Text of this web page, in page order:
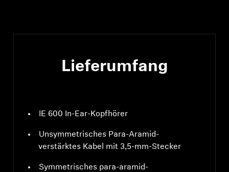
Lieferumfang
IE 600 In-Ear-Kopfhörer
Unsymmetrisches Para-Aramid-
verstärktes Kabel mit 3,5-mm-Stecker
Symmetrisches para-aramid-